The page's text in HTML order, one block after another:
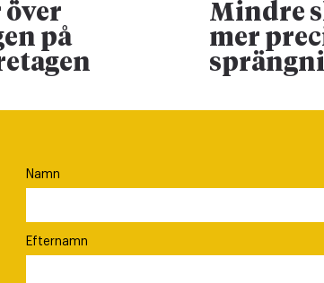
över
på
Mindre
mer
Namn
Efternamn